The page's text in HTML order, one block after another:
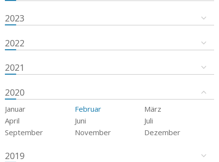
2023
2022
2021
2020
Januar Februar
März
April
Juni
Juli
September
November Dezember
2019